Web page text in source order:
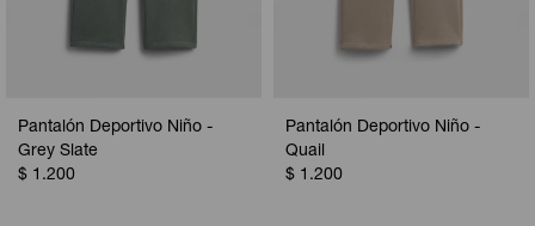
Pantalón Deportivo Niño -
Grey Slate
$ 1.200
Pantalón Deportivo Niño -
Quail
$ 1.200